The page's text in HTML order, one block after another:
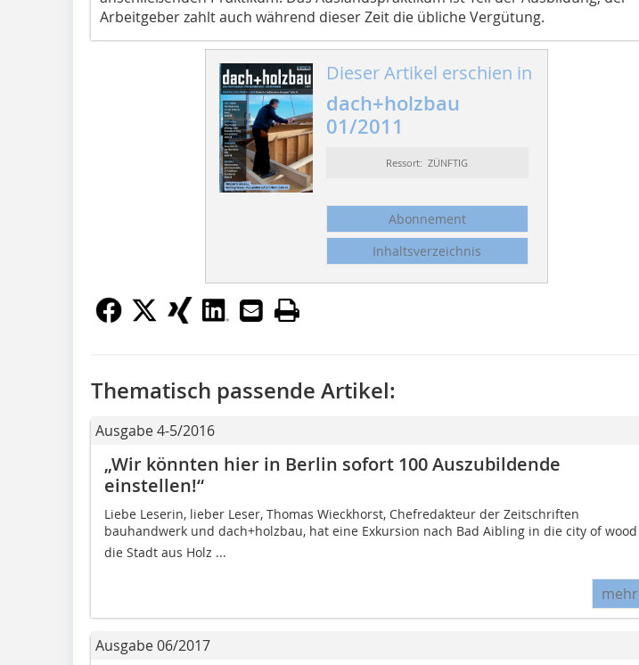
Arbeitgeber zahlt auch während dieser Zeit die übliche Vergütung.
Dieser Artikel erschien in
dach+holzbau
01/2011
Ressort: ZÜNFTIG
Abonnement
Inhaltsverzeichnis
Thematisch passende Artikel:
Ausgabe 4-5/2016
„Wir könnten hier in Berlin sofort 100 Auszubildende
einstellen!“
Liebe Leserin, lieber Leser, Thomas Wieckhorst, Chefredakteur der Zeitschriften
bauhandwerk und dach+holzbau, hat eine Exkursion nach Bad Aibling in die city of wood 
die Stadt aus Holz ...
mehr
Ausgabe 06/2017